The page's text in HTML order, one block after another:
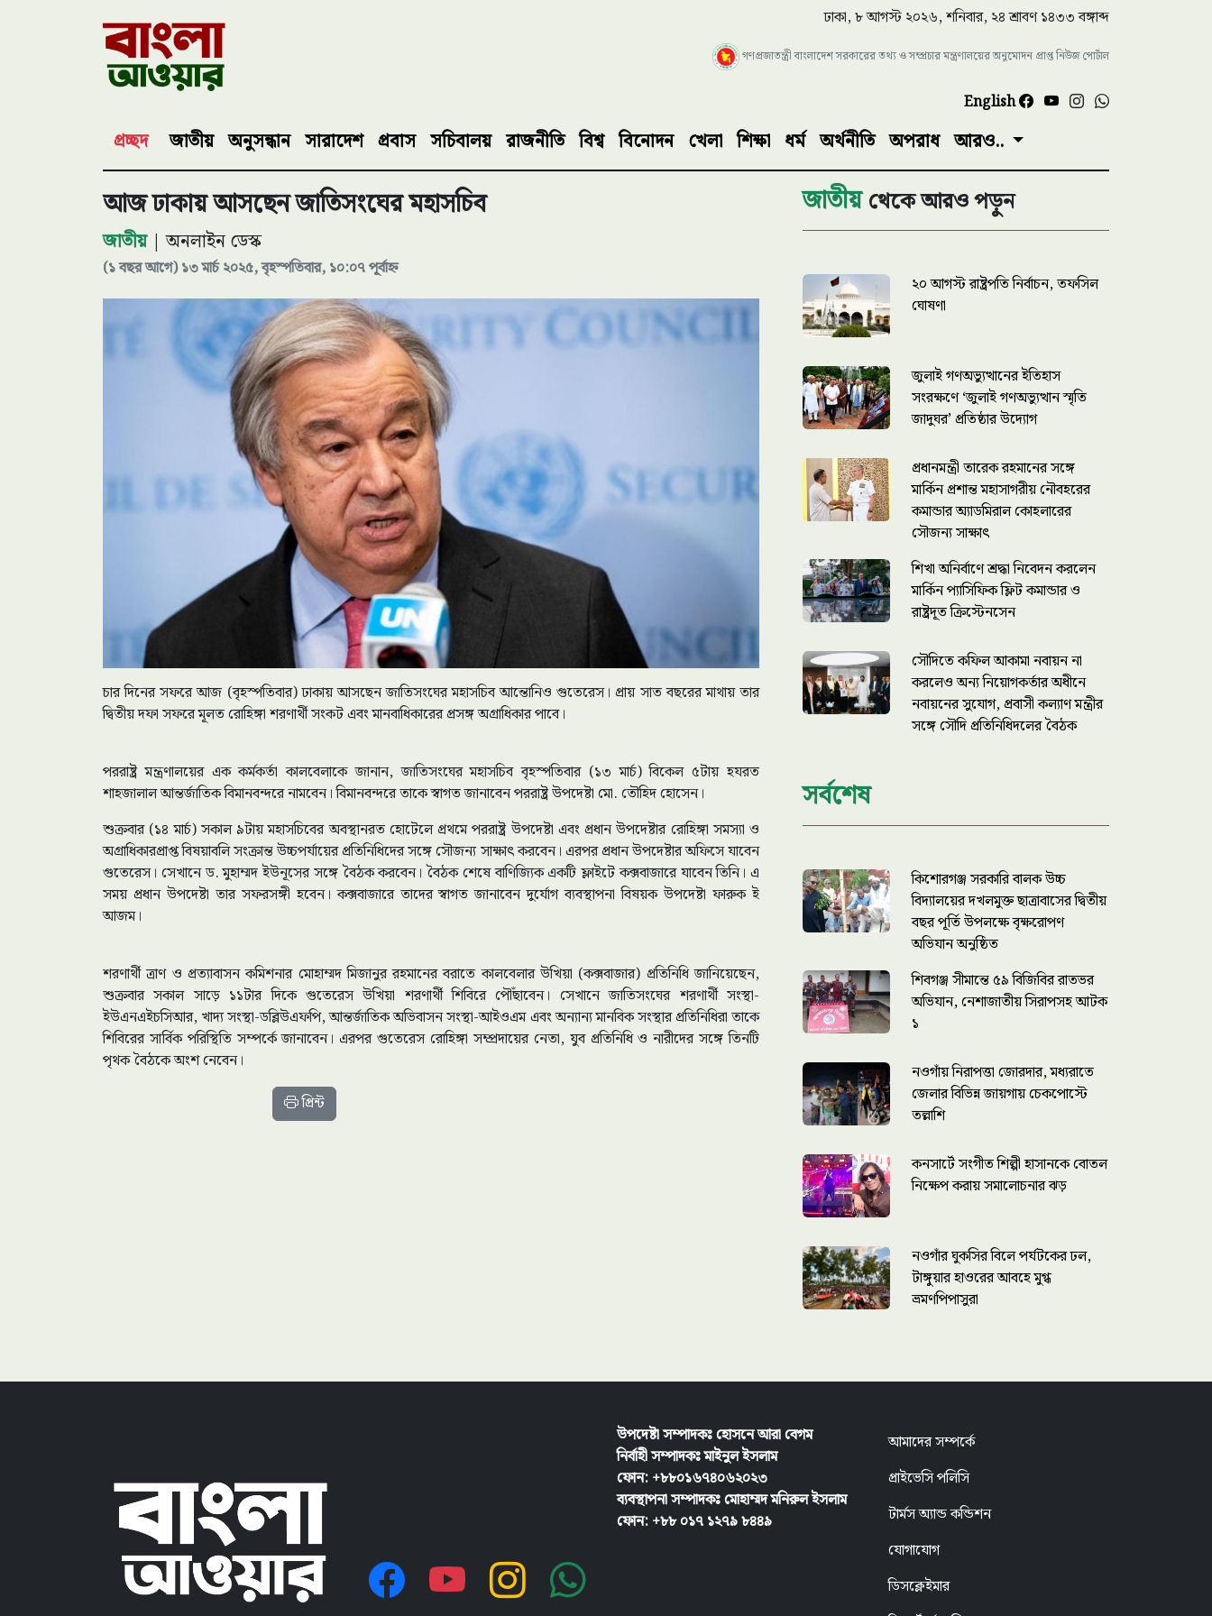
ঢাকা, ৮ আগস্ট ২০২৬, শনিবার, ২৪ শ্রাবণ ১৪৩৩ বঙ্গাব্দ
গণপ্রজাতন্ত্রী বাংলাদেশ সরকারের তথ্য ও সম্প্রচার মন্ত্রণালয়ের অনুমোদন প্রাপ্ত নিউজ পোর্টাল
English
প্রচ্ছদ জাতীয় অনুসন্ধান সারাদেশ প্রবাস সচিবালয় রাজনীতি বিশ্ব বিনোদন খেলা শিক্ষা ধর্ম অর্থনীতি অপরাধ আরও..
আজ ঢাকায় আসছেন জাতিসংঘের মহাসচিব
জাতীয়| অনলাইন ডেস্ক
(১ বছর আগে) ১৩ মার্চ ২০২৫, বৃহস্পতিবার, ১০:০৭ পূর্বাহ্ন
চার দিনের সফরে আজ (বৃহস্পতিবার) ঢাকায় আসছেন জাতিসংঘের মহাসচিব আন্তোনিও গুতেরেস। প্রায় সাত বছরের মাথায় তার
দ্বিতীয় দফা সফরে মূলত রোহিঙ্গা শরণার্থী সংকট এবং মানবাধিকারের প্রসঙ্গ অগ্রাধিকার পাবে।
পররাষ্ট্র মন্ত্রণালয়ের এক কর্মকর্তা কালবেলাকে জানান, জাতিসংঘের মহাসচিব বৃহস্পতিবার (১৩ মার্চ) বিকেল ৫টায় হযরত
শাহজালাল আন্তর্জাতিক বিমানবন্দরে নামবেন। বিমানবন্দরে তাকে স্বাগত জানাবেন পররাষ্ট্র উপদেষ্টা মো. তৌহিদ হোসেন।
শুক্রবার (১৪ মার্চ) সকাল ৯টায় মহাসচিবের অবস্থানরত হোটেলে প্রথমে পররাষ্ট্র উপদেষ্টা এবং প্রধান উপদেষ্টার রোহিঙ্গা সমস্যা ও
অগ্রাধিকারপ্রাপ্ত বিষয়াবলি সংক্রান্ত উচ্চপর্যায়ের প্রতিনিধিদের সঙ্গে সৌজন্য সাক্ষাৎ করবেন। এরপর প্রধান উপদেষ্টার অফিসে যাবেন
গুতেরেস। সেখানে ড. মুহাম্মদ ইউনূসের সঙ্গে বৈঠক করবেন। বৈঠক শেষে বাণিজ্যিক একটি ফ্লাইটে কক্সবাজারে যাবেন তিনি। এ
সময় প্রধান উপদেষ্টা তার সফরসঙ্গী হবেন। কক্সবাজারে তাদের স্বাগত জানাবেন দুর্যোগ ব্যবস্থাপনা বিষয়ক উপদেষ্টা ফারুক ই
আজম।
শরণার্থী ত্রাণ ও প্রত্যাবাসন কমিশনার মোহাম্মদ মিজানুর রহমানের বরাতে কালবেলার উখিয়া (কক্সবাজার) প্রতিনিধি জানিয়েছেন,
শুক্রবার সকাল সাড়ে ১১টার দিকে গুতেরেস উখিয়া শরণার্থী শিবিরে পৌঁছাবেন। সেখানে জাতিসংঘের শরণার্থী সংস্থা-
ইউএনএইচসিআর, খাদ্য সংস্থা-ডব্লিউএফপি, আন্তর্জাতিক অভিবাসন সংস্থা-আইওএম এবং অন্যান্য মানবিক সংস্থার প্রতিনিধিরা তাকে
শিবিরের সার্বিক পরিস্থিতি সম্পর্কে জানাবেন। এরপর গুতেরেস রোহিঙ্গা সম্প্রদায়ের নেতা, যুব প্রতিনিধি ও নারীদের সঙ্গে তিনটি
পৃথক বৈঠকে অংশ নেবেন।
প্রিন্ট
জাতীয়থেকে আরও পড়ুন
২০ আগস্ট রাষ্ট্রপতি নির্বাচন, তফসিল
ঘোষণা
জুলাই গণঅভ্যুত্থানের ইতিহাস
সংরক্ষণে ‘জুলাই গণঅভ্যুত্থান স্মৃতি
জাদুঘর’ প্রতিষ্ঠার উদ্যোগ
প্রধানমন্ত্রী তারেক রহমানের সঙ্গে
মার্কিন প্রশান্ত মহাসাগরীয় নৌবহরের
কমান্ডার অ্যাডমিরাল কোহলারের
সৌজন্য সাক্ষাৎ
শিখা অনির্বাণে শ্রদ্ধা নিবেদন করলেন
মার্কিন প্যাসিফিক ফ্লিট কমান্ডার ও
রাষ্ট্রদূত ক্রিস্টেনসেন
সৌদিতে কফিল আকামা নবায়ন না
করলেও অন্য নিয়োগকর্তার অধীনে
নবায়নের সুযোগ, প্রবাসী কল্যাণ মন্ত্রীর
সঙ্গে সৌদি প্রতিনিধিদলের বৈঠক
সর্বশেষ
কিশোরগঞ্জ সরকারি বালক উচ্চ
বিদ্যালয়ের দখলমুক্ত ছাত্রাবাসের দ্বিতীয়
বছর পূর্তি উপলক্ষে বৃক্ষরোপণ
অভিযান অনুষ্ঠিত
শিবগঞ্জ সীমান্তে ৫৯ বিজিবির রাতভর
অভিযান, নেশাজাতীয় সিরাপসহ আটক
১
নওগাঁয় নিরাপত্তা জোরদার, মধ্যরাতে
জেলার বিভিন্ন জায়গায় চেকপোস্টে
তল্লাশি
কনসার্টে সংগীত শিল্পী হাসানকে বোতল
নিক্ষেপ করায় সমালোচনার ঝড়
নওগাঁর ঘুকসির বিলে পর্যটকের ঢল,
টাঙ্গুয়ার হাওরের আবহে মুগ্ধ
ভ্রমণপিপাসুরা
উপদেষ্টা সম্পাদকঃ হোসনে আরা বেগম
নির্বাহী সম্পাদকঃমাইনুল ইসলাম
ফোন: +৮৮০১৬৭৪০৬২০২৩
ব্যবস্থাপনা সম্পাদকঃ মোহাম্মদ মনিরুল ইসলাম
ফোন: +৮৮ ০১৭ ১২৭৯ ৮৪৪৯
আমাদের সম্পর্কে
প্রাইভেসি পলিসি
টার্মস অ্যান্ড কন্ডিশন
যোগাযোগ
ডিসক্লেইমার